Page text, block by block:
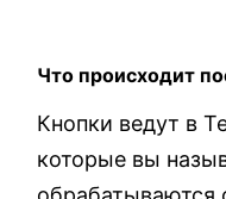
Что происходит
Кнопки ведут в
которые вы